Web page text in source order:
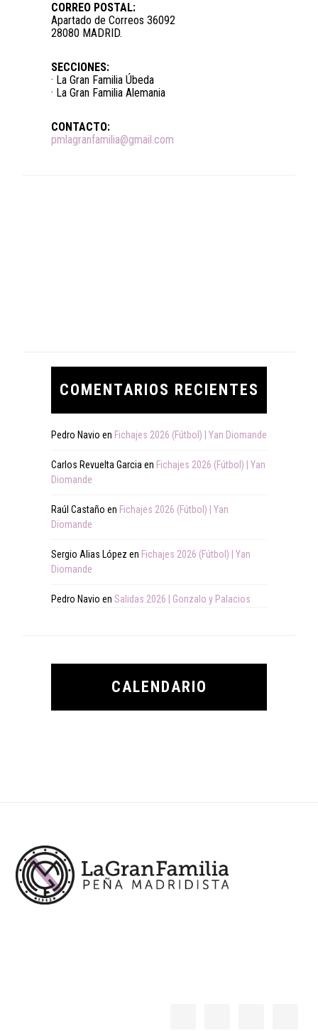
CORREO POSTAL:
Apartado de Correos 36092
28080 MADRID.
SECCIONES:
· La Gran Familia Úbeda
· La Gran Familia Alemania
CONTACTO:
pmlagranfamilia@gmail.com
COMENTARIOS RECIENTES
Pedro Navio en Fichajes 2026 (Fútbol) | Yan Diomande
Carlos Revuelta Garcia en Fichajes 2026 (Fútbol) | Yan
Diomande
Raúl Castaño en Fichajes 2026 (Fútbol) | Yan
Diomande
Sergio Alias López en Fichajes 2026 (Fútbol) | Yan
Diomande
Pedro Navio en Salidas 2026 | Gonzalo y Palacios
CALENDARIO